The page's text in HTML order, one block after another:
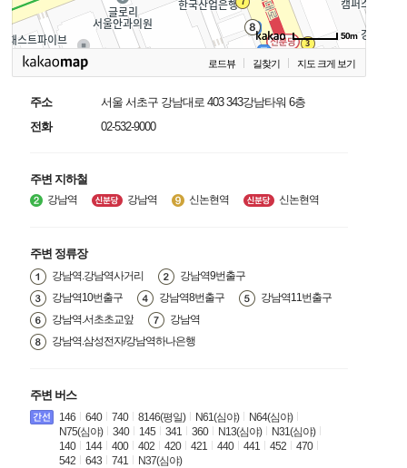
50m
로드뷰 길찾기 지도 크게 보기
주소
서울 서초구 강남대로 403 343강남타워 6층
전화
02-532-9000
주변 지하철
강남역 강남역 신논현역 신논현역
주변 정류장
강남역.강남역사거리
강남역9번출구
강남역10번출구
강남역8번출구
강남역11번출구
강남역.서초초교앞
강남역
강남역.삼성전자/강남역하나은행
주변 버스
146 640 740 8146(평일) N61(심야)
N64(심야)
N75(심야)
340 145 341 360 N13(심야)
N31(심야)
140
144 400 402 420 421 440 441 452
470
542
643 741
N37(심야)